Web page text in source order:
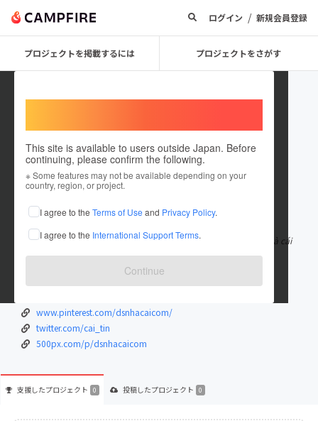
ログイン / 新規会員登録
プロジェクトを掲載するには プロジェクトをさがす
This site is available to users outside Japan. Before
continuing, please confirm the following.
※ Some features may not be available depending on your
country, region, or project.
I agree to the Terms of Use and Privacy Policy.
I agree to the International Support Terms.
Continue
dsnhacaicom
在住国：日本
出身国：日本
Top 10 Nhà Cái Uy Tín Cá Cược Bóng Đá Tốt Nhất Năm 2022 Nhà cái
uy tín - Top 10 nhà cái uy もっと見る
www.pinterest.com/dsnhacaicom/
twitter.com/cai_tin
500px.com/p/dsnhacaicom
支援したプロジェクト 0 投稿したプロジェクト 0